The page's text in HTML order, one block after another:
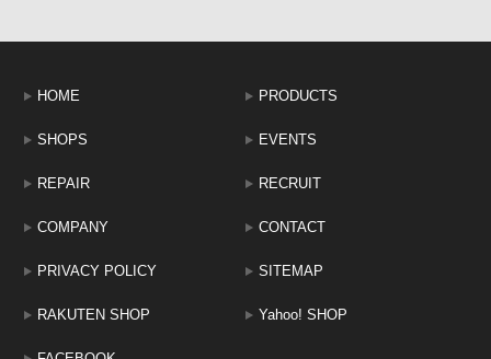
HOME PRODUCTS
SHOPS EVENTS
REPAIR RECRUIT
COMPANY CONTACT
PRIVACY POLICY SITEMAP
RAKUTEN SHOP Yahoo! SHOP